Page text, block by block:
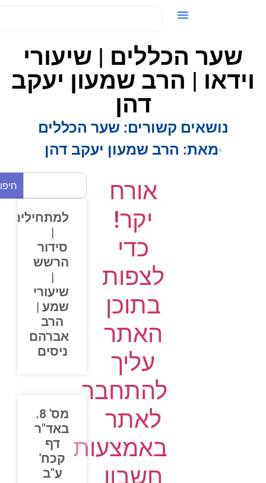
שער הכללים | שיעורי
| הרב שמעון יעקב
דהן
נושאים קשורים: שער הכללים
מאת:הרב שמעון יעקב דהן
אורח
יקר!
כדי
לצפות
בתוכן
האתר
עליך
להתחבר
לאתר
באמצעות
חשבון
חיפוש
למתחילים
סידור
הרשש
שיעורי
שמע |
הרב
אברהם
ניסים
מס' 8.
באד"ר
דף
קכח'
ע"ב